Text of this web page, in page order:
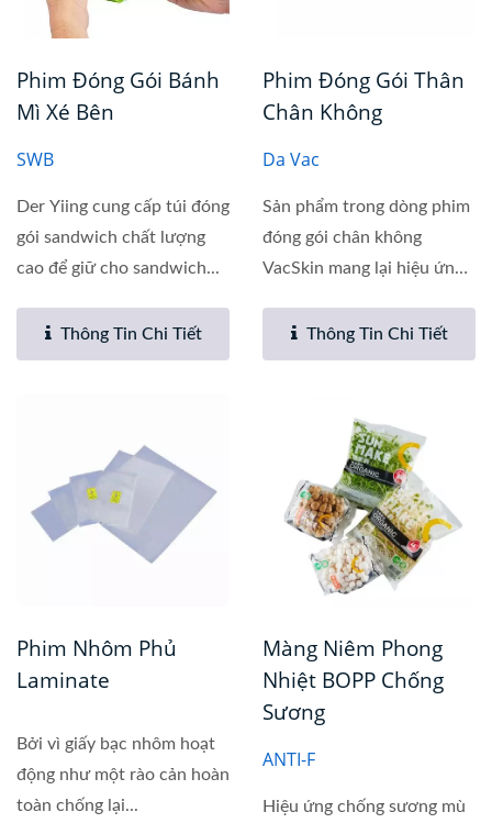
Phim Đóng Gói Bánh
Mì Xé Bên
SWB
Der Yiing cung cấp túi đóng
gói sandwich chất lượng
cao để giữ cho sandwich...
Thông Tin Chi Tiết
Phim Đóng Gói Thân
Chân Không
Da Vac
Sản phẩm trong dòng phim
đóng gói chân không
VacSkin mang lại hiệu ứng
Thông Tin Chi Tiết
Phim Nhôm Phủ
Laminate
Bởi vì giấy bạc nhôm hoạt
động như một rào cản hoàn
toàn chống lại...
Màng Niêm Phong
Nhiệt BOPP Chống
Sương
ANTI-F
Hiệu ứng chống sương mù